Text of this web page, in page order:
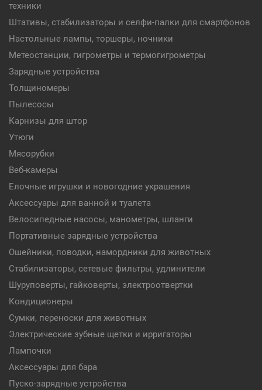
техники
Штативы, стабилизаторы и селфи-палки для смартфонов
Настольные лампы, торшеры, ночники
Метеостанции, гигрометры и термогигрометры
Зарядные устройства
Толщиномеры
Пылесосы
Карнизы для штор
Утюги
Мясорубки
Веб-камеры
Елочные игрушки и новогодние украшения
Аксессуары для ванной и туалета
Велосипедные насосы, манометры, шланги
Портативные зарядные устройства
Ошейники, поводки, намордники для животных
Стабилизаторы, сетевые фильтры, удлинители
Шуруповерты, гайковерты, электроотвертки
Кондиционеры
Сумки, переноски для животных
Электрические зубные щетки и ирригаторы
Лампочки
Аксессуары для бара
Пуско-зарядные устройства